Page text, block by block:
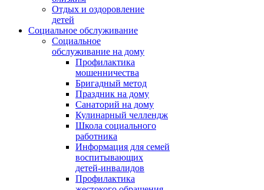
Отдых и оздоровление
детей
Социальное обслуживание
Социальное
обслуживание на дому
Профилактика
мошенничества
Бригадный метод
Праздник на дому
Санаторий на дому
Кулинарный челлендж
Школа социального
работника
Информация для семей
воспитывающих
детей-инвалидов
Профилактика